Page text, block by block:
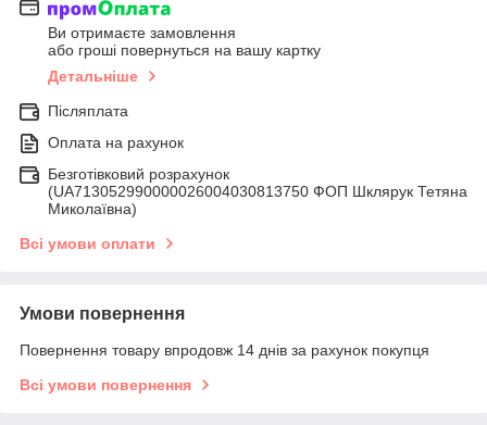
Ви отримаєте замовлення
або гроші повернуться на вашу картку
Детальніше
Післяплата
Оплата на рахунок
Безготівковий розрахунок
(UA713052990000026004030813750 ФОП Шклярук Тетяна
Миколаївна)
Всі умови оплати
Умови повернення
Повернення товару впродовж 14 днів за рахунок покупця
Всі умови повернення